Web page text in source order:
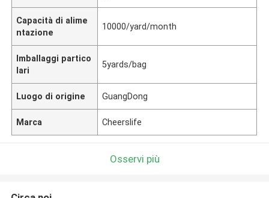
Capacità di alime
ntazione
10000/yard/month
Imballaggi partico
lari
5yards/bag
Luogo di origine GuangDong
Marca Cheerslife
Osservi più